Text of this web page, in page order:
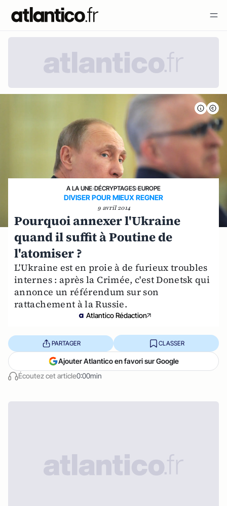
A LA UNE›DÉCRYPTAGES›EUROPE
DIVISER POUR MIEUX REGNER
9 avril 2014
Pourquoi annexer l'Ukraine
quand il suffit à Poutine de
l'atomiser ?
L'Ukraine est en proie à de furieux troubles
internes : après la Crimée, c'est Donetsk qui
annonce un référendum sur son
rattachement à la Russie.
Atlantico Rédaction
Écoutez cet article0:00min
PARTAGER CLASSER
Ajouter Atlantico en favori sur Google